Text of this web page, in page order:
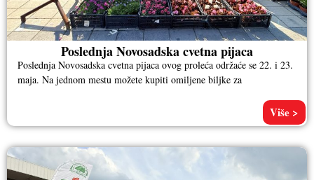
Poslednja Novosadska cvetna pijaca
Poslednja Novosadska cvetna pijaca ovog proleća održaće se 22. i 23.
maja. Na jednom mestu možete kupiti omiljene biljke za
Više >